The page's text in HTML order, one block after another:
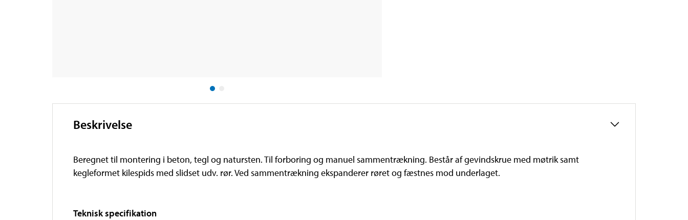
Beskrivelse
Beregnet til montering i beton, tegl og natursten. Til forboring og manuel sammentrækning. Består af gevindskrue med møtrik samt
kegleformet kilespids med slidset udv. rør. Ved sammentrækning ekspanderer røret og fæstnes mod underlaget.
Teknisk specifikation